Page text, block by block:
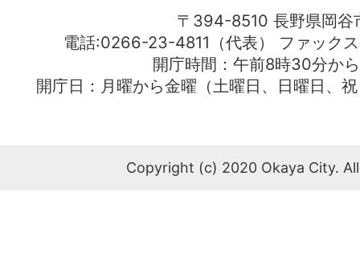
〒394-8510 長野県岡谷
電話:0266-23-4811（代表） ファッ
開庁時間：午前8時30分か
開庁日：月曜から金曜（土曜日、日曜日、
Copyright (c) 2020 Okaya City.